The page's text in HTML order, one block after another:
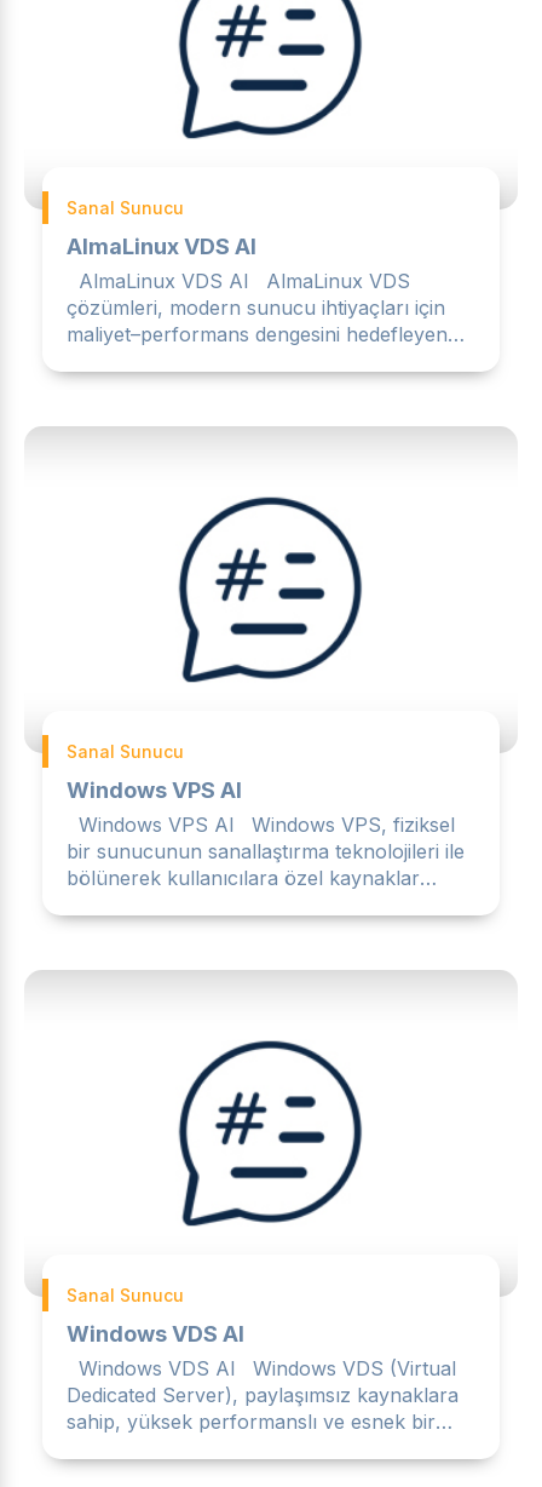
Sanal Sunucu
AlmaLinux VDS Al
AlmaLinux VDS Al AlmaLinux VDS
çözümleri, modern sunucu ihtiyaçları için
maliyet–performans dengesini hedefleyen
Sanal Sunucu
Windows VPS Al
Windows VPS Al Windows VPS, fiziksel
bir sunucunun sanallaştırma teknolojileri ile
bölünerek kullanıcılara özel kaynaklar
Sanal Sunucu
Windows VDS Al
Windows VDS Al Windows VDS (Virtual
Dedicated Server), paylaşımsız kaynaklara
sahip, yüksek performanslı ve esnek bir